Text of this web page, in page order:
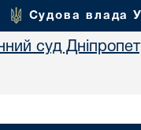
Судова влада
суд